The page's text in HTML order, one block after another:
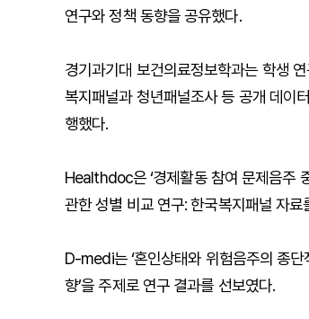
연구와 정책 동향을 공유했다.
경기과기대 보건의료정보학과는 학생
복지패널과 청년패널조사 등 공개 데이
행했다.
Healthdoc은 ‘경제활동 참여 문제음주
관한 성별 비교 연구: 한국복지패널 자료
D-medi는 ‘혼인상태와 위험음주의 종
향’을 주제로 연구 결과를 선보였다.